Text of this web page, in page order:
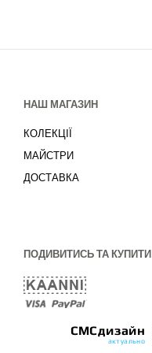
НАШ МАГАЗИН
КОЛЕКЦІЇ
МАЙСТРИ
ДОСТАВКА
ПОДИВИТИСЬ ТА КУПИТИ
СМСдизайн
актуально